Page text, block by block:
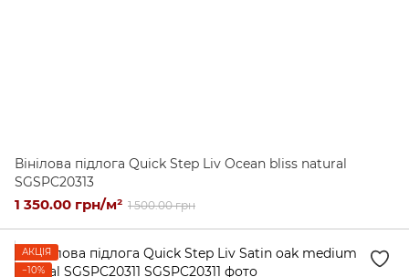
Вінілова підлога Quick Step Liv Ocean bliss natural
SGSPC20313
1 350.00 грн/м² 1 500.00 грн
АКЦІЯ
−10%